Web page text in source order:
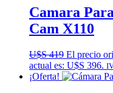
Camara
Cam X110
U$S419 El precio
actual es: U$S 396.
¡Oferta!